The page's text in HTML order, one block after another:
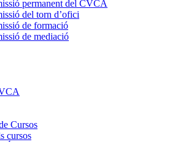
permanent del CVCA
del torn d’ofici
de formació
de mediació
Cursos
cursos